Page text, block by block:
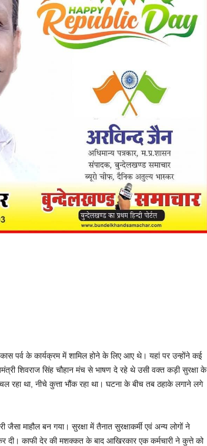
पर्व के कार्यक्रम में शामिल होने के लिए आए थे। यहां पर उन्होंने कई
शिवराज सिंह चौहान मंच से भाषण दे रहे थे उसी वक्त कड़ी सुरक्षा के
था, नीचे कुत्ता भौंक रहा था। घटना के बीच तब ठहाके लगाने लगे
माहौल बन गया। सुरक्षा में तैनात सुरक्षाकर्मी एवं अन्य लोगों ने
काफी देर की मशक्कत के बाद आखिरकार एक कर्मचारी ने कुत्ते को